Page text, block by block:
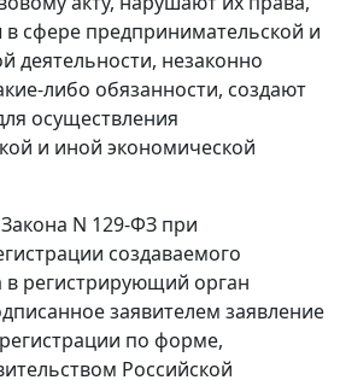
сфере предпринимательской и
деятельности, незаконно
либо обязанности, создают
осуществления
и иной экономической
N 129-ФЗ при
создаваемого
в регистрирующий орган
заявителем заявление
по форме,
Российской